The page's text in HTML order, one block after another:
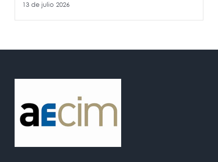
13 de julio 2026